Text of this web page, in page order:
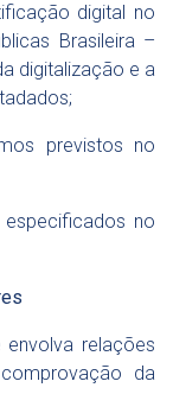
digital no
Brasileira –
digitalização e a
previstos no
no
relações
da